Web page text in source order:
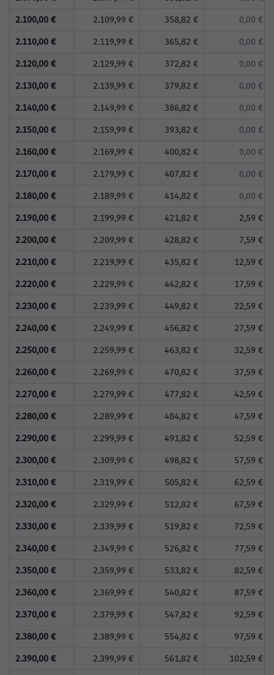
2.100,00 € 2.109,99 € 358,82 € 0,00 €
2.110,00 € 2.119,99 € 365,82 € 0,00 €
2.120,00 € 2.129,99 € 372,82 € 0,00 €
2.130,00 € 2.139,99 € 379,82 € 0,00 €
2.140,00 € 2.149,99 € 386,82 € 0,00 €
2.150,00 € 2.159,99 € 393,82 € 0,00 €
2.160,00 € 2.169,99 € 400,82 € 0,00 €
2.170,00 € 2.179,99 € 407,82 € 0,00 €
2.180,00 € 2.189,99 € 414,82 € 0,00 €
2.190,00 € 2.199,99 € 421,82 € 2,59 €
2.200,00 € 2.209,99 € 428,82 € 7,59 €
2.210,00 € 2.219,99 € 435,82 € 12,59 €
2.220,00 € 2.229,99 € 442,82 € 17,59 €
2.230,00 € 2.239,99 € 449,82 € 22,59 €
2.240,00 € 2.249,99 € 456,82 € 27,59 €
2.250,00 € 2.259,99 € 463,82 € 32,59 €
2.260,00 € 2.269,99 € 470,82 € 37,59 €
2.270,00 € 2.279,99 € 477,82 € 42,59 €
2.280,00 € 2.289,99 € 484,82 € 47,59 €
2.290,00 € 2.299,99 € 491,82 € 52,59 €
2.300,00 € 2.309,99 € 498,82 € 57,59 €
2.310,00 € 2.319,99 € 505,82 € 62,59 €
2.320,00 € 2.329,99 € 512,82 € 67,59 €
2.330,00 € 2.339,99 € 519,82 € 72,59 €
2.340,00 € 2.349,99 € 526,82 € 77,59 €
2.350,00 € 2.359,99 € 533,82 € 82,59 €
2.360,00 € 2.369,99 € 540,82 € 87,59 €
2.370,00 € 2.379,99 € 547,82 € 92,59 €
2.380,00 € 2.389,99 € 554,82 € 97,59 €
2.390,00 € 2.399,99 € 561,82 € 102,59 €